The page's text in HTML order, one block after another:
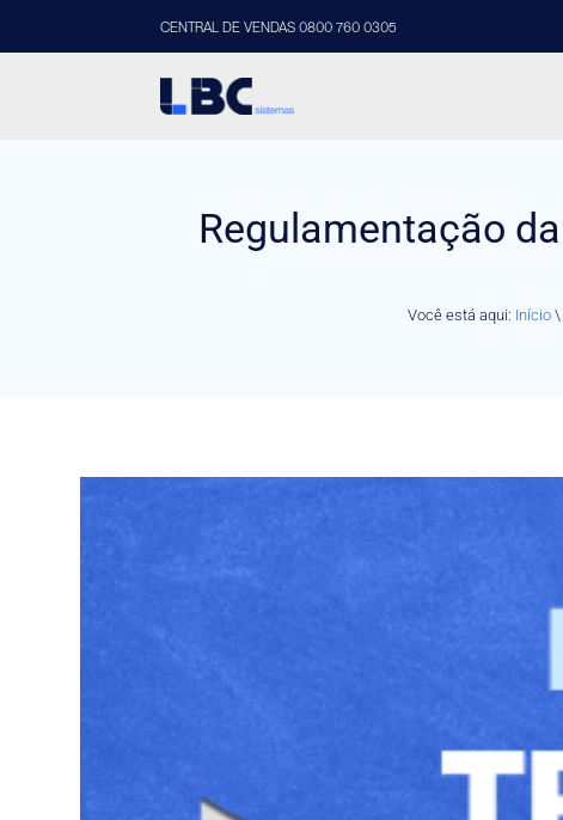
CENTRAL DE VENDAS 0800 760 0305
Regulamentação
Você está aqui: Início\